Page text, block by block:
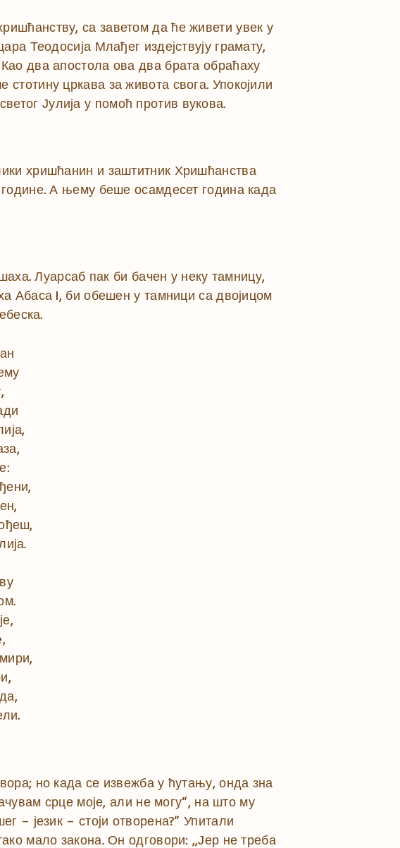
са заветом да ће живети увек у
Теодосија Млађег издејствују грамату,
два апостола ова два брата обраћаху
цркава за живота свога. Упокојили
Јулија у помоћ против вукова.
хришћанин и заштитник Хришћанства
А њему беше осамдесет година када
Луарсаб пак би бачен у неку тамницу,
Абаса I, би обешен у тамници са двојицом
но када се извежба у ћутању, онда зна
срце моје, али не могу“, на што му
– језик – стоји отворена?“ Упитали
мало закона. Он одговори: „Јер не треба